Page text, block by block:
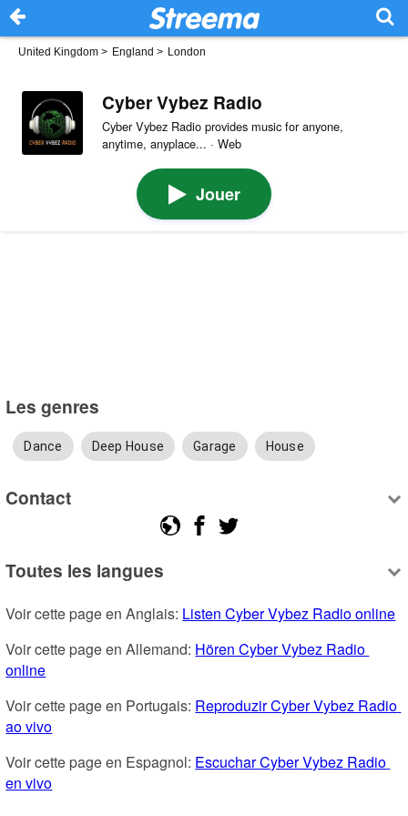
United Kingdom > England > London
Cyber Vybez Radio
Cyber Vybez Radio provides music for anyone,
anytime, anyplace... · Web
Jouer
Les genres
Dance Deep House Garage House
Contact
Toutes les langues
Voir cette page en Anglais: Listen Cyber Vybez Radio online
Voir cette page en Allemand: Hören Cyber Vybez Radio
online
Voir cette page en Portugais: Reproduzir Cyber Vybez Radio
ao vivo
Voir cette page en Espagnol: Escuchar Cyber Vybez Radio
en vivo